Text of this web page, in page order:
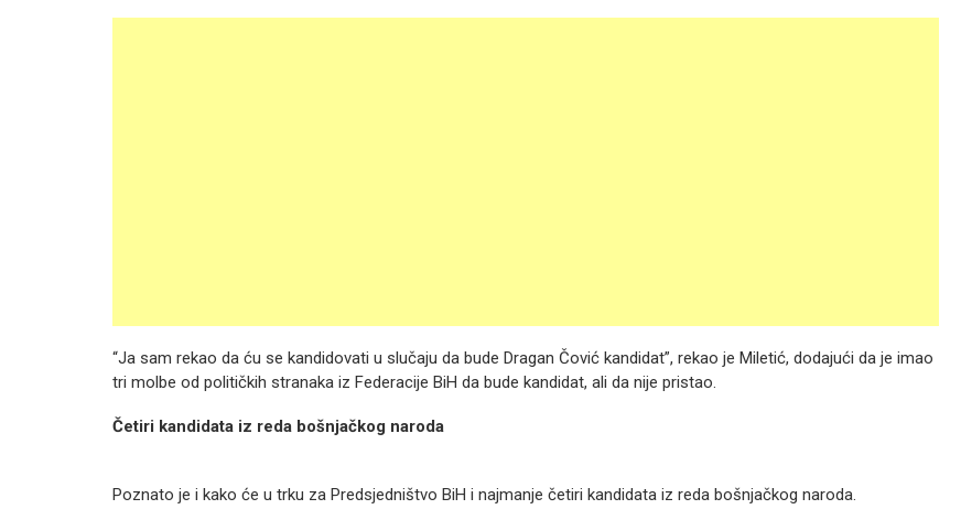
“Ja sam rekao da ću se kandidovati u slučaju da bude Dragan Čović kandidat”, rekao je Miletić, dodajući da je imao
tri molbe od političkih stranaka iz Federacije BiH da bude kandidat, ali da nije pristao.
Četiri kandidata iz reda bošnjačkog naroda
Poznato je i kako će u trku za Predsjedništvo BiH i najmanje četiri kandidata iz reda bošnjačkog naroda.